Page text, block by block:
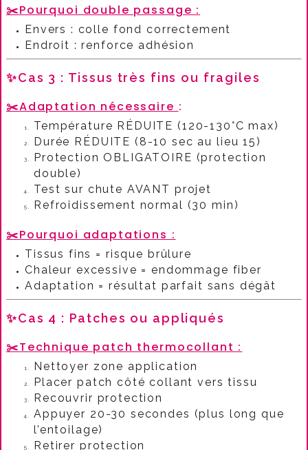
✂️Pourquoi double passage :​
Envers : colle fond correctement
Endroit : renforce adhésion
✨Cas 3 : Tissus très fins ou fragiles
✂️Adaptation nécessaire :​
Température RÉDUITE (120-130°C max)
Durée RÉDUITE (8-10 sec au lieu 15)
Protection OBLIGATOIRE (protection
double)
Test sur chute AVANT projet
Refroidissement normal (30 min)
✂️Pourquoi adaptations :​
Tissus fins = risque brûlure
Chaleur excessive = endommage fiber
Adaptation = résultat parfait sans dégât
✨Cas 4 : Patches ou appliqués
✂️Technique patch thermocollant :​
Nettoyer zone application
Placer patch côté collant vers tissu
Recouvrir protection
Appuyer 20-30 secondes (plus long que
l’entoilage)
Retirer protection